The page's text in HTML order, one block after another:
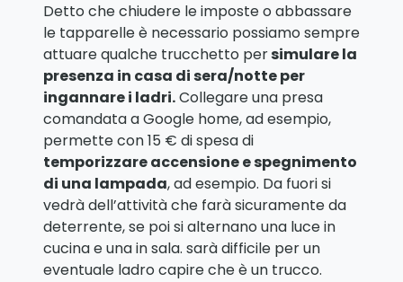
Detto che chiudere le imposte o abbassare
le tapparelle è necessario possiamo sempre
attuare qualche trucchetto persimulare la
presenza in casa di sera/notte per
ingannare i ladri.Collegare una presa
comandata a Google home, ad esempio,
permette con 15 € di spesa di
temporizzare accensione e spegnimento
di una lampada, ad esempio. Da fuori si
vedrà dell’attività che farà sicuramente da
deterrente, se poi si alternano una luce in
cucina e una in sala. sarà difficile per un
eventuale ladro capire che è un trucco.